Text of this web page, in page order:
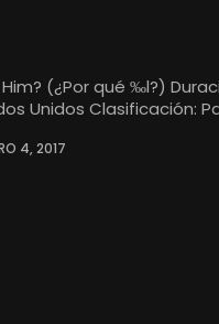
(¿Por qué ‰l?)
Unidos Clasificación:
4, 2017